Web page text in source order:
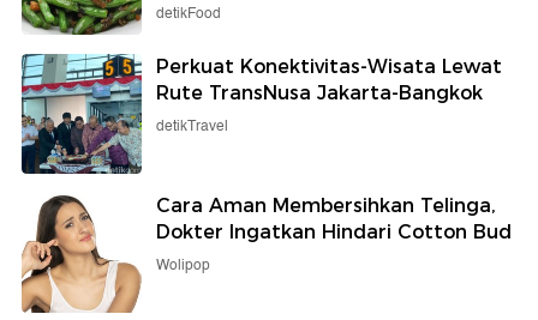
detikFood
Perkuat Konektivitas-Wisata Lewat
Rute TransNusa Jakarta-Bangkok
detikTravel
Cara Aman Membersihkan Telinga,
Dokter Ingatkan Hindari Cotton Bud
Wolipop